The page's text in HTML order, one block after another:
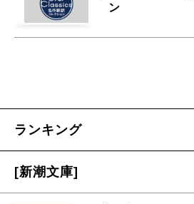
ン
ランキング
[新潮文庫]